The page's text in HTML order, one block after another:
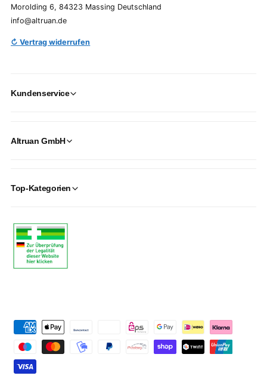
Morolding 6, 84323 Massing Deutschland
info@altruan.de
↻ Vertrag widerrufen
Kundenservice
Altruan GmbH
Top-Kategorien
m